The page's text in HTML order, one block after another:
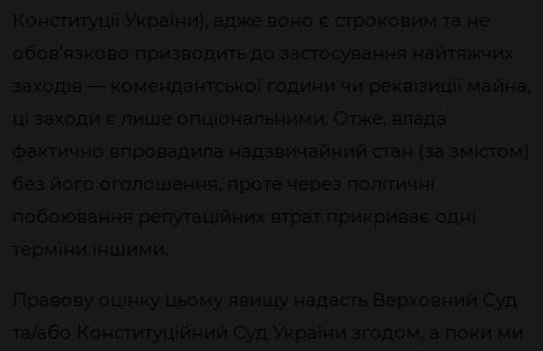
Конституції України), адже воно є строковим та не
обов’язково призводить до застосування найтяжчих
заходів — комендантської години чи реквізиції майна,
ці заходи є лише опціональними. Отже, влада
фактично впровадила надзвичайний стан (за змістом)
без його оголошення, проте через політичні
побоювання репутаційних втрат прикриває одні
терміни іншими.
Правову оцінку цьому явищу надасть Верховний Суд
та/або Конституційний Суд України згодом, а поки ми